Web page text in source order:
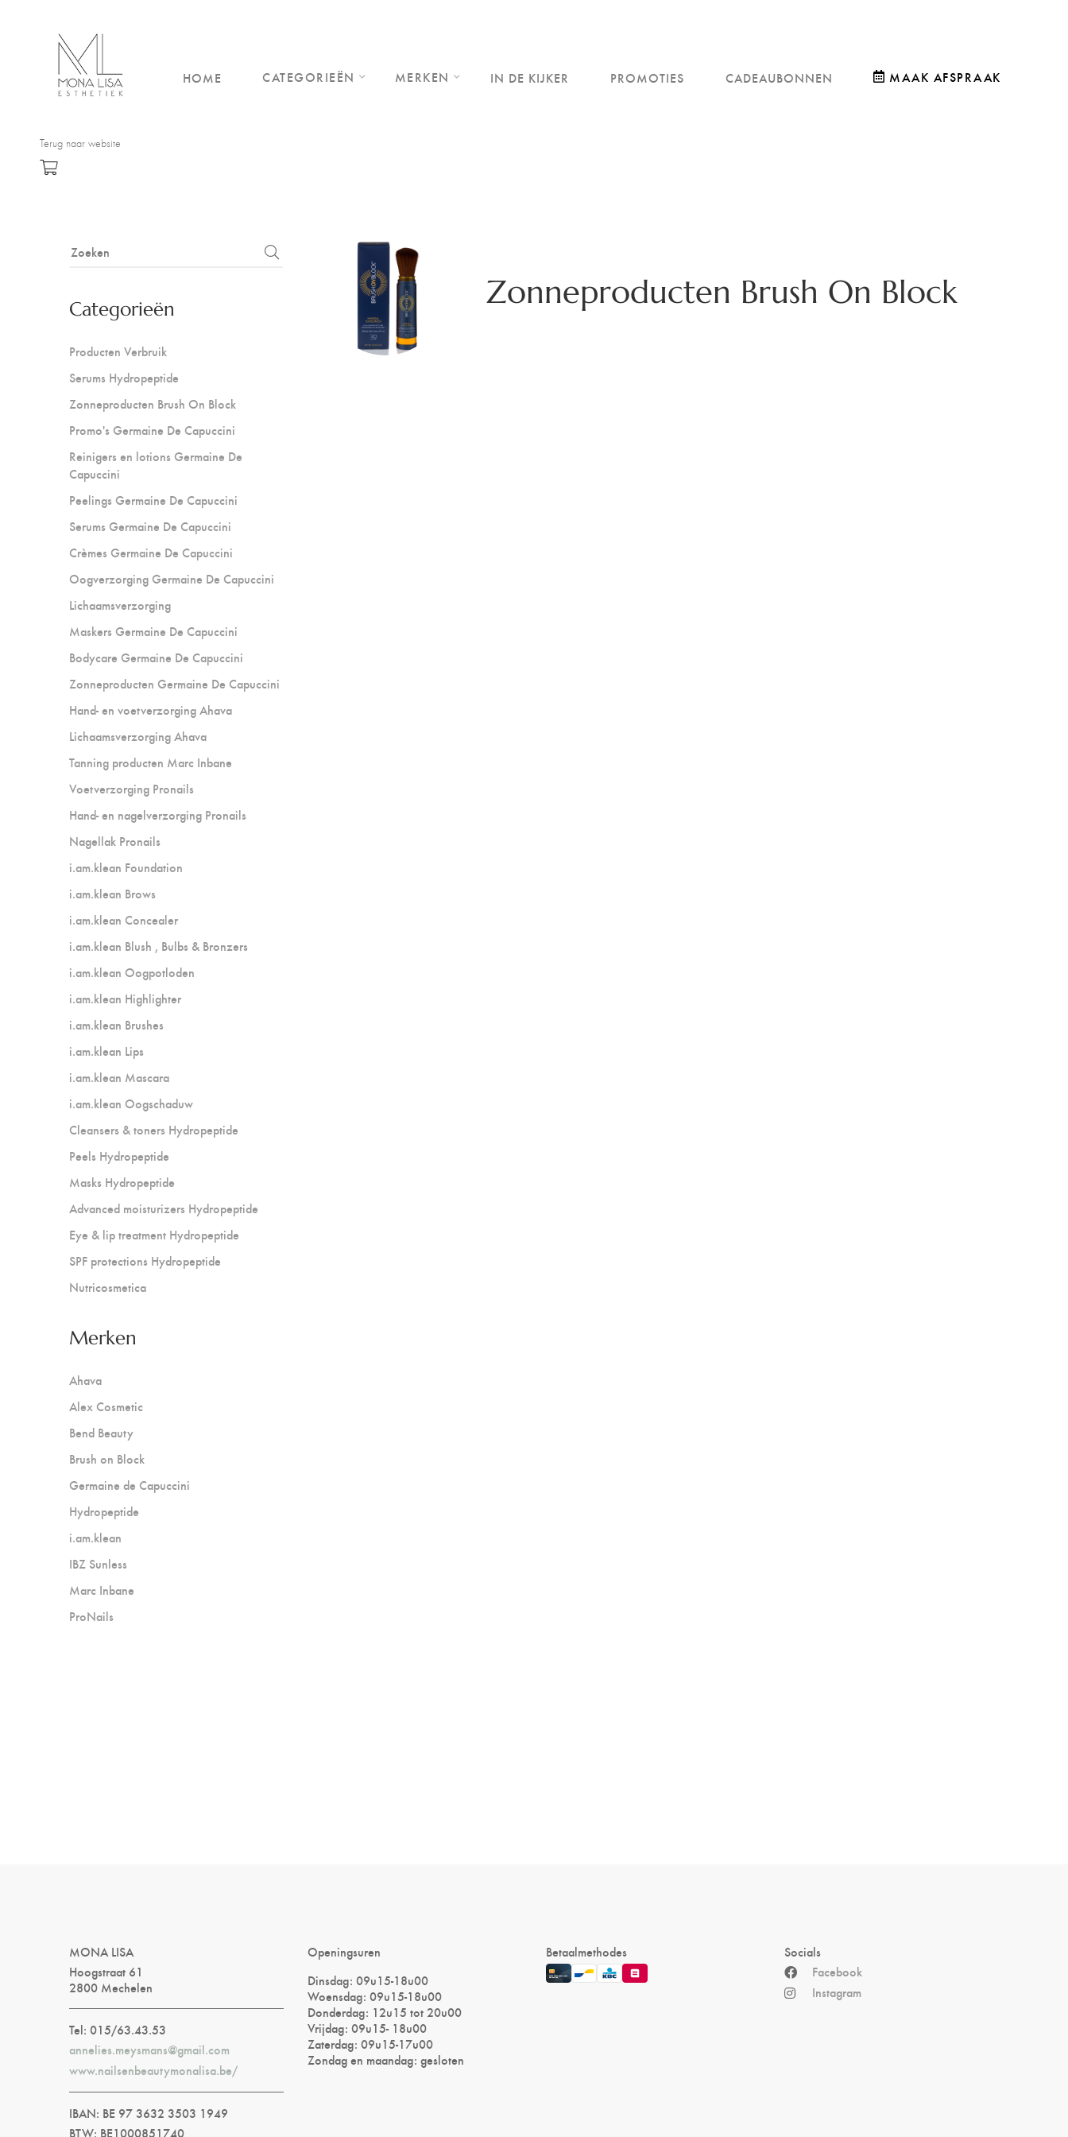
Terug naar website
HOME CATEGORIEËN MERKEN IN DE KIJKER PROMOTIES CADEAUBONNEN MAAK AFSPRAAK
Zonneproducten Brush On Block
Categorieën
Producten Verbruik
Serums Hydropeptide
Zonneproducten Brush On Block
Promo's Germaine De Capuccini
Reinigers en lotions Germaine De
Capuccini
Peelings Germaine De Capuccini
Serums Germaine De Capuccini
Crèmes Germaine De Capuccini
Oogverzorging Germaine De Capuccini
Lichaamsverzorging
Maskers Germaine De Capuccini
Bodycare Germaine De Capuccini
Zonneproducten Germaine De Capuccini
Hand- en voetverzorging Ahava
Lichaamsverzorging Ahava
Tanning producten Marc Inbane
Voetverzorging Pronails
Hand- en nagelverzorging Pronails
Nagellak Pronails
i.am.klean Foundation
i.am.klean Brows
i.am.klean Concealer
i.am.klean Blush , Bulbs & Bronzers
i.am.klean Oogpotloden
i.am.klean Highlighter
i.am.klean Brushes
i.am.klean Lips
i.am.klean Mascara
i.am.klean Oogschaduw
Cleansers & toners Hydropeptide
Peels Hydropeptide
Masks Hydropeptide
Advanced moisturizers Hydropeptide
Eye & lip treatment Hydropeptide
SPF protections Hydropeptide
Nutricosmetica
Merken
Ahava
Alex Cosmetic
Bend Beauty
Brush on Block
Germaine de Capuccini
Hydropeptide
i.am.klean
IBZ Sunless
Marc Inbane
ProNails
MONA LISA
Hoogstraat 61
2800 Mechelen
Tel: 015/63.43.53
annelies.meysmans@gmail.com
www.nailsenbeautymonalisa.be/
IBAN: BE 97 3632 3503 1949
BTW: BE1000851740
Openingsuren
Dinsdag: 09u15-18u00
Woensdag: 09u15-18u00
Donderdag: 12u15 tot 20u00
Vrijdag: 09u15- 18u00
Zaterdag: 09u15-17u00
Zondag en maandag: gesloten
Betaalmethodes
Socials
Facebook
Instagram